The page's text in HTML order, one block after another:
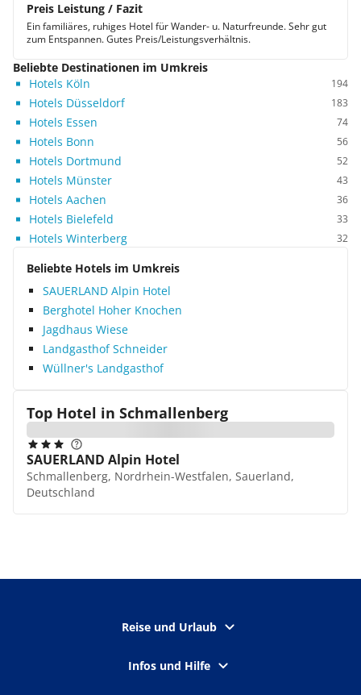
Preis Leistung / Fazit
Ein familiäres, ruhiges Hotel für Wander- u. Naturfreunde. Sehr gut
zum Entspannen. Gutes Preis/Leistungsverhältnis.
Beliebte Destinationen im Umkreis
Hotels Köln
194
Hotels Düsseldorf 183
Hotels Essen 74
Hotels Bonn 56
Hotels Dortmund 52
Hotels Münster 43
Hotels Aachen 36
Hotels Bielefeld 33
Hotels Winterberg 32
Beliebte Hotels im Umkreis
SAUERLAND Alpin Hotel
Berghotel Hoher Knochen
Jagdhaus Wiese
Landgasthof Schneider
Wüllner's Landgasthof
Top Hotel in Schmallenberg
SAUERLAND Alpin Hotel
Schmallenberg, Nordrhein-Westfalen, Sauerland,
Deutschland
Reise und Urlaub
Infos und Hilfe